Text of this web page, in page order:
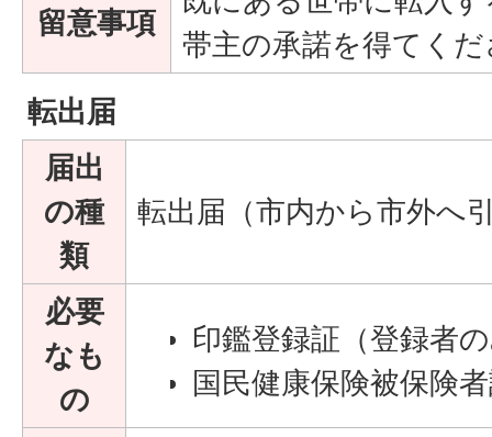
留意事項
帯主の承諾を得てく
転出届
届出
の種
類
転出届（市内から市外へ
必要
なも
の
印鑑登録証（登録者
国民健康保険被保険